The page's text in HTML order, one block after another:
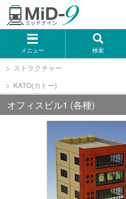
メニュー 検索
メーカー一覧
TOMIX
KATO
トミーテック
マイクロエース
ストラクチャー
KATO(カトー)
オフィスビル1 (各種)